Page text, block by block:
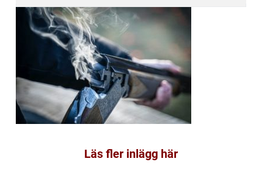
Läs fler inlägg här